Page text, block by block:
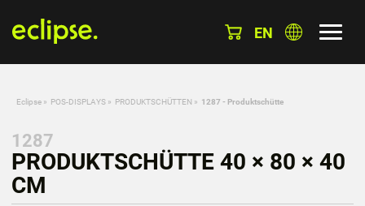
EN
Eclipse » POS-DISPLAYS » PRODUKTSCHÜTTEN » 1287 - Produktschütte
1287
PRODUKTSCHÜTTE 40 × 80 × 40
CM